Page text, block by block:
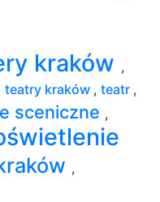
kraków ,
teatry kraków , teatr ,
sceniczne ,
,